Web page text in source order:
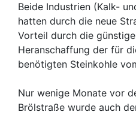
Beide Industrien (Kalk-
hatten durch die neue
Vorteil durch die
Heranschaffung der für
benötigten Steinkohle
Nur wenige Monate vor
Brölstraße wurde auch